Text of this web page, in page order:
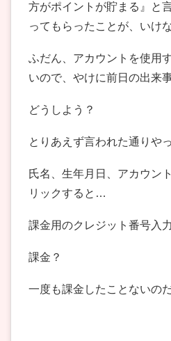
方がポイントが貯まる』と
ってもらったことが、いけ
ふだん、アカウントを使用
いので、やけに前日の出来
どうしよう？
とりあえず言われた通りや
氏名、生年月日、アカウン
リックすると…
課金用のクレジット番号入
課金？
一度も課金したことないの